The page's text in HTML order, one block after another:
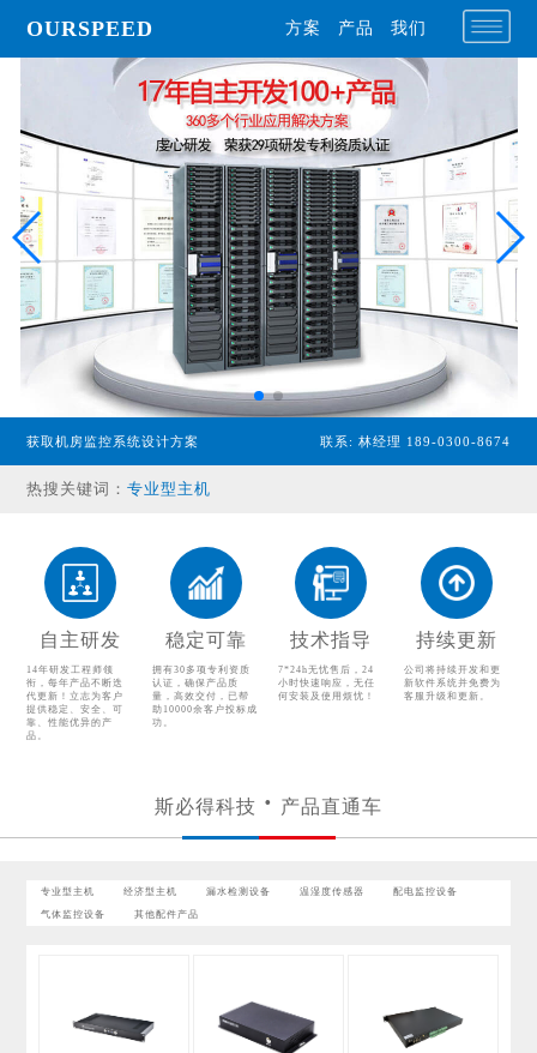
OURSPEED 方案 产品 我们
获取机房监控系统设计方案 联系: 林经理 189-0300-8674
热搜关键词：专业型主机
漏水检测设备
温湿度传感器
配电监控设备
气体监控设备
其他配件产品
自主研发
14年研发工程师领
衔，每年产品不断迭
代更新！立志为客户
提供稳定、安全、可
靠、性能优异的产
品。
稳定可靠
拥有30多项专利资质
认证，确保产品质
量，高效交付，已帮
助10000余客户投标成
功。
技术指导
7*24h无忧售后，24
小时快速响应，无任
何安装及使用烦忧！
持续更新
公司将持续开发和更
新软件系统并免费为
客服升级和更新。
斯必得科技 产品直通车
专业型主机 经济型主机 漏水检测设备 温湿度传感器 配电监控设备
气体监控设备 其他配件产品